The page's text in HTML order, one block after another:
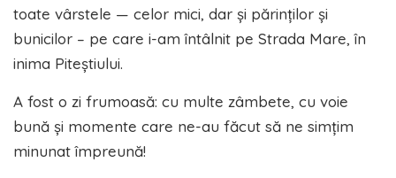
toate vârstele — celor mici, dar și părinților și
bunicilor – pe care i-am întâlnit pe Strada Mare, în
inima Piteștiului.
A fost o zi frumoasă: cu multe zâmbete, cu voie
bună și momente care ne-au făcut să ne simțim
minunat împreună!